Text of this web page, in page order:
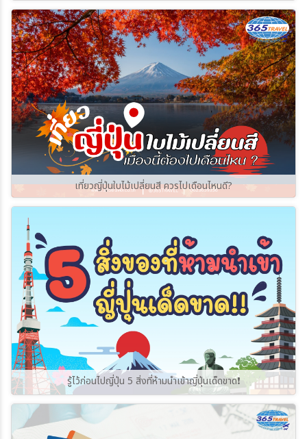
เที่ยวญี่ปุ่นใบไม้เปลี่ยนสี ควรไปเดือนไหนดี?
รู้ไว้ก่อนไปญี่ปุ่น 5 สิ่งที่ห้ามนำเข้าญี่ปุ่นเด็ดขาด❗️